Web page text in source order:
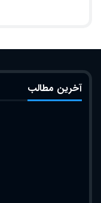
آخرین مطالب